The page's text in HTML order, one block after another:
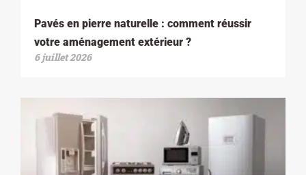
Pavés en pierre naturelle : comment réussir
votre aménagement extérieur ?
6 juillet 2026